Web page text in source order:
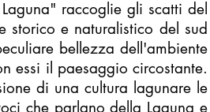
raccoglie gli scatti del
storico e naturalistico del sud
bellezza dell'ambiente
essi il paesaggio circostante.
di una cultura lagunare le
che parlano della Laguna e